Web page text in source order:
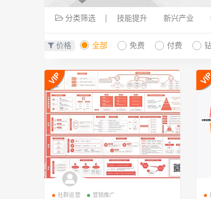
分类筛选 技能提升 新兴产业
价格 全部 免费 付费
社群运营 营销推广